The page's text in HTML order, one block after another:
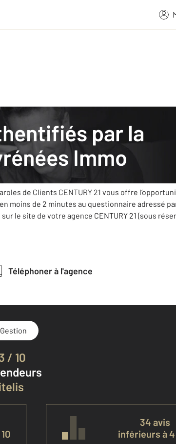
Immo
meilleur service et mettra tout en œuvre pour
de Clients CENTURY 21 vous offre
moins de 2 minutes au questionnaire adressé
le site de votre agence CENTURY 21 (sous
Téléphoner à l'agence
/ 10
34 avis
inférieurs à 4